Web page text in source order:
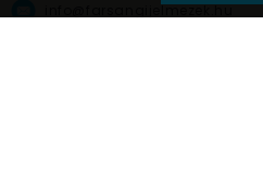
info@farsangijelmezek.hu